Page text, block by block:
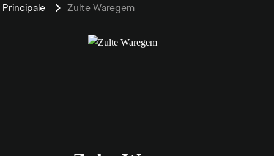
Principale Zulte Waregem